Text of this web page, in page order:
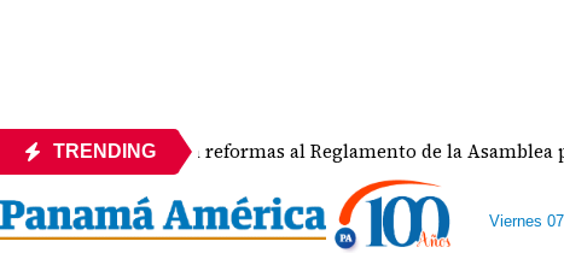
TRENDING
APEDE rechaza reformas al Reglamento de la Asamblea por
Viernes